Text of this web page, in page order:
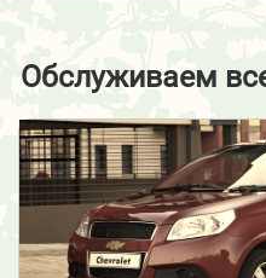
Обслуживаем